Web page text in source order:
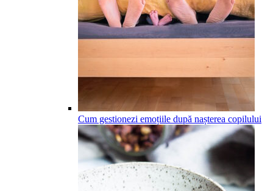
Cum gestionezi emoțiile după nașterea copilului